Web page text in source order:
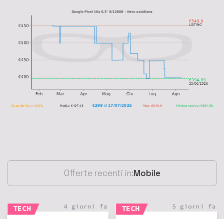
Offerte recenti in:Mobile
TECH 4 giorni fa TECH 5 giorni fa